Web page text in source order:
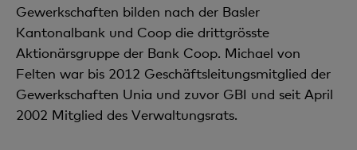
Gewerkschaften bilden nach der Basler
Kantonalbank und Coop die drittgrösste
Aktionärsgruppe der Bank Coop. Michael von
Felten war bis 2012 Geschäftsleitungsmitglied der
Gewerkschaften Unia und zuvor GBI und seit April
2002 Mitglied des Verwaltungsrats.